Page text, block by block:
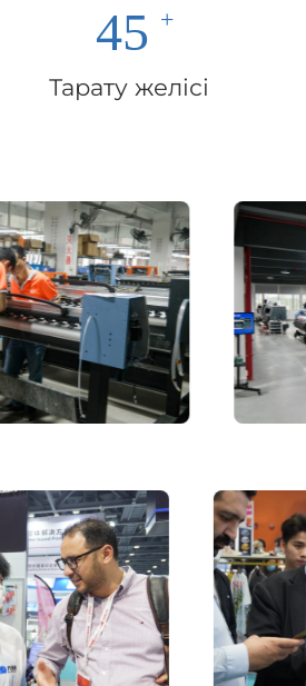
45
Тарату желісі